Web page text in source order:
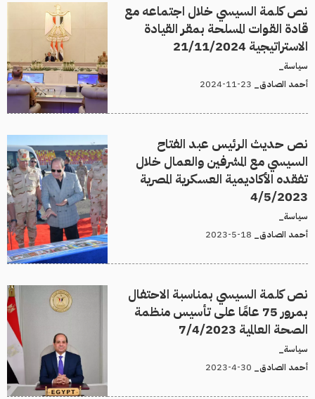
نص كلمة السيسي خلال اجتماعه مع
قادة القوات المسلحة بمقر القيادة
الاستراتيجية 21/11/2024
سياسة_
أحمد الصادق_
نص حديث الرئيس عبد الفتاح
السيسي مع المشرفين والعمال خلال
تفقده الأكاديمية العسكرية المصرية
4/5/2023
سياسة_
أحمد الصادق_
نص كلمة السيسي بمناسبة الاحتفال
بمرور 75 عامًا على تأسيس منظمة
الصحة العالمية 7/4/2023
سياسة_
أحمد الصادق_